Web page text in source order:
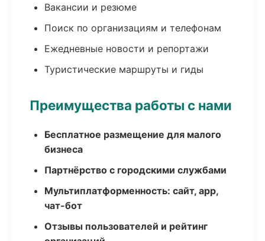
Вакансии и резюме
Поиск по организациям и телефонам
Ежедневные новости и репортажи
Туристические маршруты и гиды
Преимущества работы с нами
Бесплатное размещение для малого
бизнеса
Партнёрство с городскими службами
Мультиплатформенность: сайт, app,
чат-бот
Отзывы пользователей и рейтинг